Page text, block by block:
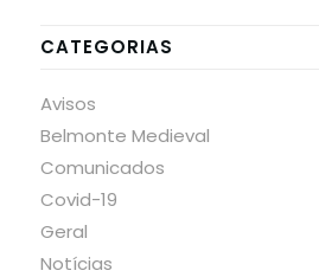
CATEGORIAS
Avisos
Belmonte Medieval
Comunicados
Covid-19
Geral
Notícias